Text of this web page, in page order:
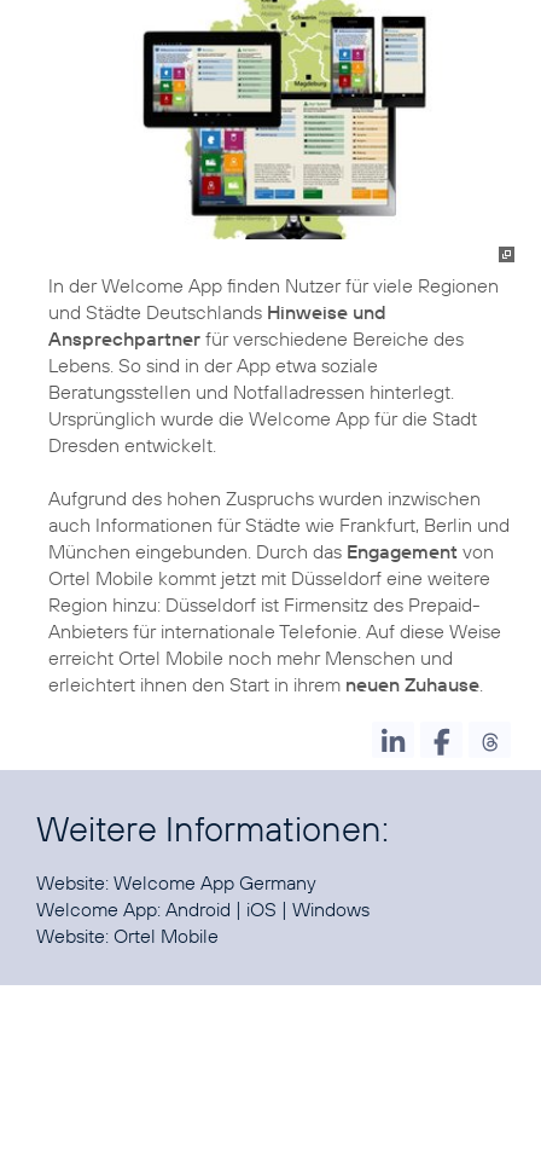
In der Welcome App finden Nutzer für viele Regionen
und Städte Deutschlands Hinweise und
Ansprechpartner für verschiedene Bereiche des
Lebens. So sind in der App etwa soziale
Beratungsstellen und Notfalladressen hinterlegt.
Ursprünglich wurde die Welcome App für die Stadt
Dresden entwickelt.
Aufgrund des hohen Zuspruchs wurden inzwischen
auch Informationen für Städte wie Frankfurt, Berlin und
München eingebunden. Durch das Engagement von
Ortel Mobile kommt jetzt mit Düsseldorf eine weitere
Region hinzu: Düsseldorf ist Firmensitz des Prepaid-
Anbieters für internationale Telefonie. Auf diese Weise
erreicht Ortel Mobile noch mehr Menschen und
erleichtert ihnen den Start in ihrem neuen Zuhause.
Weitere Informationen:
Website: Welcome App Germany
Welcome App: Android | iOS | Windows
Website: Ortel Mobile